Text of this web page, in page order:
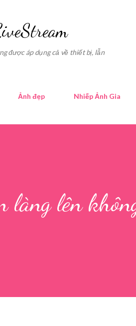
được áp dụng cả về thiết bị, lẫn
Ảnh đẹp Nhiếp Ảnh Gia
làng lên